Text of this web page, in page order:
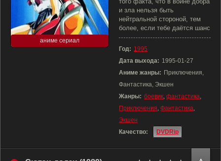
аниме сериал
и зла нельзя быть
нейтральной стороной, тем
более, если тебе даётся шанс
Год: 1995
Дата выхода: 1995-01-27
Аниме жанры: Приключения,
Фантастика, Экшен
Жанры: боевик, фантастика,
Приключения, Фантастика,
Экшен
Качество:
DVDRip